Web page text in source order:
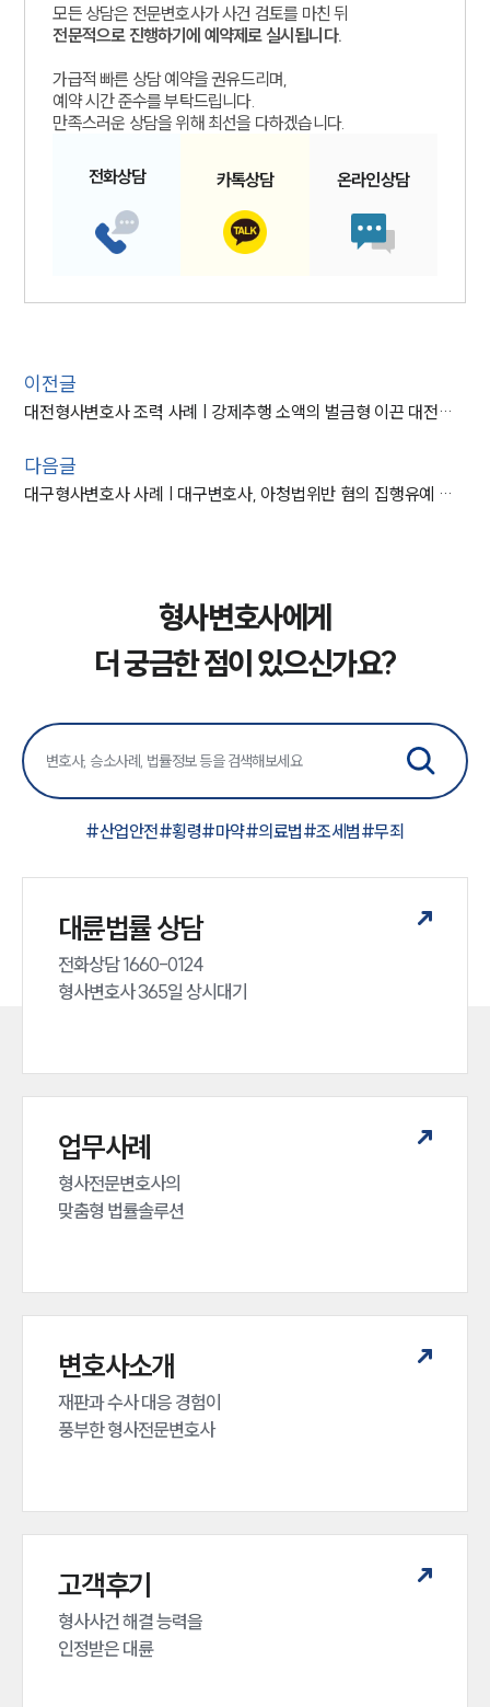
모든 상담은 전문변호사가 사건 검토를 마친 뒤
전문적으로 진행하기에 예약제로 실시됩니다.
가급적 빠른 상담 예약을 권유드리며,
예약 시간 준수를 부탁드립니다.
만족스러운 상담을 위해 최선을 다하겠습니다.
전화상담 카톡상담 온라인상담
이전글
대전형사변호사 조력 사례 | 강제추행 소액의 벌금형 이끈 대전변호사
다음글
대구형사변호사 사례 | 대구변호사, 아청법위반 혐의 집행유예 종결
형사변호사에게
더 궁금한 점이 있으신가요?
#산업안전#횡령#마약#의료법#조세범#무죄
대륜법률 상담
전화상담 1660-0124
형사변호사 365일 상시대기
업무사례
형사전문변호사의
맞춤형 법률솔루션
변호사소개
재판과 수사 대응 경험이
풍부한 형사전문변호사
고객후기
형사사건 해결 능력을
인정받은 대륜